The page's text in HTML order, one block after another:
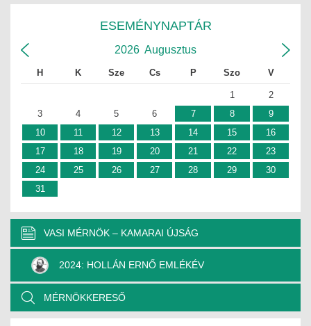
ESEMÉNYNAPTÁR
2026 Augusztus
H K Sze Cs P Szo V
1
2
3
4 5 6 7 8
9
10
11 12 13 14 15
16
17
18 19 20 21 22
23
24
25 26 27 28 29
30
31
VASI MÉRNÖK – KAMARAI ÚJSÁG
2024: HOLLÁN ERNŐ EMLÉKÉV
MÉRNÖKKERESŐ